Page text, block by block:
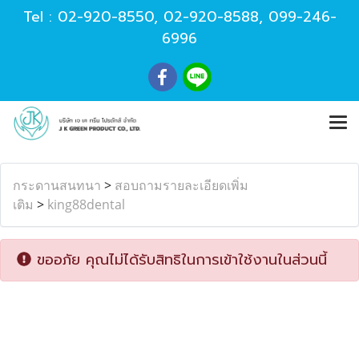
Tel : 02-920-8550, 02-920-8588, 099-246-
6996
กระดานสนทนา > สอบถามรายละเอียดเพิ่ม
เติม > king88dental
ขออภัย คุณไม่ได้รับสิทธิในการเข้าใช้งานในส่วนนี้